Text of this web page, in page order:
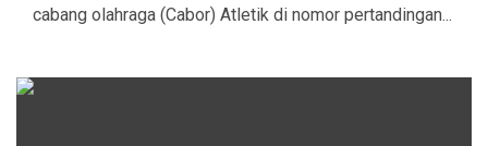
cabang olahraga (Cabor) Atletik di nomor pertandingan...